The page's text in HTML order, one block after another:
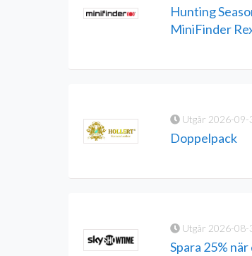
Hunting
MiniFinder
Utgår 2026-09-
Doppelpack
Utgår 2026-08-
Spara 25%